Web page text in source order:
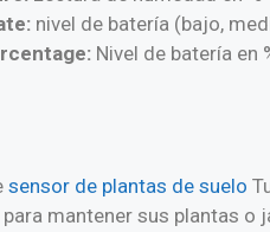
nivel de batería (bajo,
Nivel de batería en
sensor de plantas de suelo
mantener sus plantas